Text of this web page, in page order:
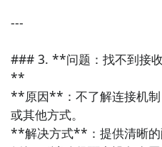
分类查看、一键清理、大文
8. 《MT管理器》
集文件管理与代码编辑于一
格式的反编译与修改，适用
好者。
---
### 3. **问题：找不到接收
**
**原因**：不了解连接机制
或其他方式。
**解决方式**：提供清晰的